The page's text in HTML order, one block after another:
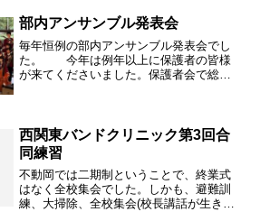
た。春休も残す所あと少し。入...
部内アンサンブル発表会
毎年恒例の部内アンサンブル発表会でし
た。 今年は例年以上に保護者の皆様
が来てくださいました。保護者会で総会
貴重な演奏機会になりま...
西関東バンドクリニック第3回合
同練習
不動岡では二期制ということで、終業式
はなく全校集会でした。しかも、避難訓
練、大掃除、全校集会(校長講話が生き方